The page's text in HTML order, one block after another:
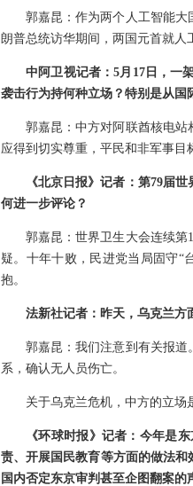
郭嘉昆：作为两个人工智能
朗普总统访华期间，两国元首就人
中阿卫视记者：5月17日，一
袭击行为持何种立场？特别是从国
郭嘉昆：中方对阿联酋核电
应得到切实尊重，平民和非军事目
《北京日报》记者：第79届
何进一步评论？
郭嘉昆：世界卫生大会连续第
疑。十年十败，民进党当局固守“
抱。
法新社记者：昨天，乌克兰方
郭嘉昆：我们注意到有关报
系，确认无人员伤亡。
关于乌克兰危机，中方的立场
《环球时报》记者：今年是
责、开展国民教育等方面的做法
国内否定东京审判甚至企图翻案